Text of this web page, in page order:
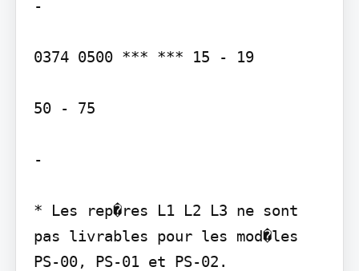
-
0374 0500 *** *** 15 - 19
50 - 75
-
* Les rep�res L1 L2 L3 ne sont
pas livrables pour les mod�les
PS-00, PS-01 et PS-02.